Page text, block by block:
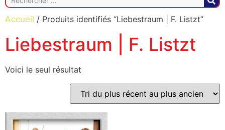
Accueil / Produits identifiés “Liebestraum | F. Listzt”
Liebestraum | F. Listzt
Voici le seul résultat